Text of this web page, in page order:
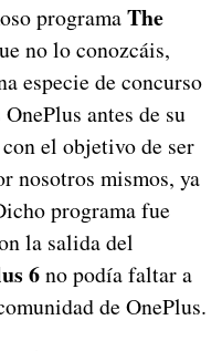
programaThe
no lo conozcáis,
especie de concurso
antes de su
el objetivo de ser
nosotros mismos, ya
programa fue
la salida del
6no podía faltar a
de OnePlus.